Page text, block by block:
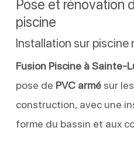
Pose et rénovation
piscine
Installation sur piscine
Fusion Piscine à Sainte-
pose de PVC armésur
construction, avec une
forme du bassin et aux